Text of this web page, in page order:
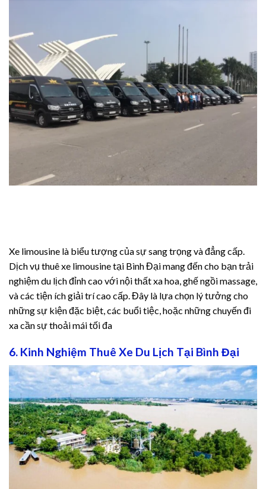
Xe limousine là biểu tượng của sự sang trọng và đẳng cấp.
Dịch vụ thuê xe limousine tại Bình Đại mang đến cho bạn trải
nghiệm du lịch đỉnh cao với nội thất xa hoa, ghế ngồi massage,
và các tiện ích giải trí cao cấp. Đây là lựa chọn lý tưởng cho
những sự kiện đặc biệt, các buổi tiệc, hoặc những chuyến đi
xa cần sự thoải mái tối đa
6. Kinh Nghiệm Thuê Xe Du Lịch Tại Bình Đại